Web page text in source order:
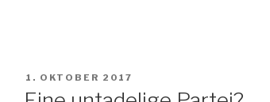
VERÖFFENTLICHT
1. OKTOBER 2017